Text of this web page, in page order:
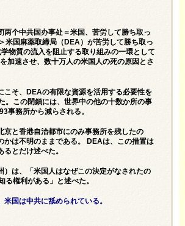
个中共国办事处＝米国、苦労して勝ち取っ
国麻薬取締局（DEA）が苦労して勝ち取っ
物質の流入を阻止する取り組みの一環として
加速させ、数十万人の米国人の死の原因とさ
こそ、DEAの有限な資源を活用する必要性を
。この閉鎖には、世界中の他の十数か所の事
事務所から減らされる。
京と香港自治都市にのみ事務所を残したの
かは不明のままである。 DEAは、この措置は
とだけ述べた。
は、「米国人はなぜこの決定がなされたの
権利がある」と述べた。
国は中共に舐められている。